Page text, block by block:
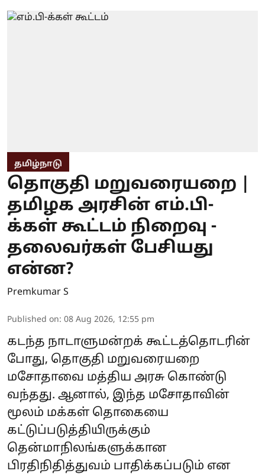
தமிழ்நாடு
தொகுதி மறுவரையறை |
தமிழக அரசின் எம்.பி-
க்கள் கூட்டம் நிறைவு -
தலைவர்கள் பேசியது
என்ன?
Premkumar S
Published on: 08 Aug 2026, 12:55 pm
கடந்த நாடாளுமன்றக் கூட்டத்தொடரின்
போது, தொகுதி மறுவரையறை
மசோதாவை மத்திய அரசு கொண்டு
வந்தது. ஆனால், இந்த மசோதாவின்
மூலம் மக்கள் தொகையை
கட்டுப்படுத்தியிருக்கும்
தென்மாநிலங்களுக்கான
பிரதிநிதித்துவம் பாதிக்கப்படும் என